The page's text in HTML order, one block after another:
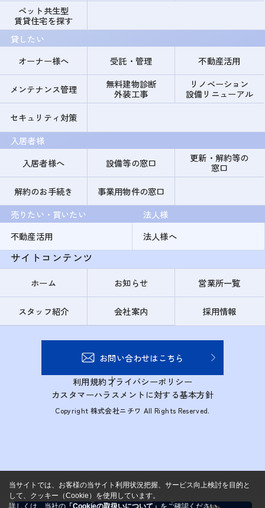
ペット共生型
賃貸住宅を探す
貸したい
オーナー様へ
受託・管理 不動産活用
メンテナンス管理
無料建物診断
外装工事
リノベーション
設備リニューアル
セキュリティ対策
入居者様
入居者様へ
設備等の窓口
更新・解約等の
窓口
解約のお手続き
事業用物件の窓口
売りたい・買いたい
不動産活用
法人様
法人様へ
サイトコンテンツ
ホーム お知らせ 営業所一覧
スタッフ紹介 会社案内 採用情報
お問い合わせはこちら
利用規約プライバシーポリシー
カスタマーハラスメントに対する基本方針
Copyright 株式会社ニチワ All Rights Reserved.
当サイトでは、お客様の当サイト利用状況把握、サービス向上検討を目的と
して、クッキー（Cookie）を使用しています。
詳しくは、当社の 「Cookieの取扱いについて」 をご確認ください。